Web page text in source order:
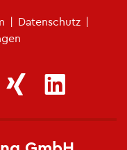
| Da­ten­schutz |